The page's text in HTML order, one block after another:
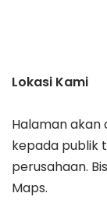
Lokasi Kami
Halaman
kepada publik
perusahaan.
Maps.